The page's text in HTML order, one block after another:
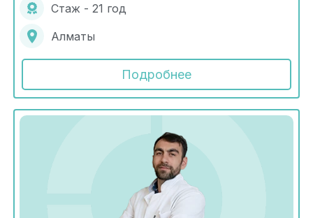
Стаж - 21 год
Алматы
Подробнее